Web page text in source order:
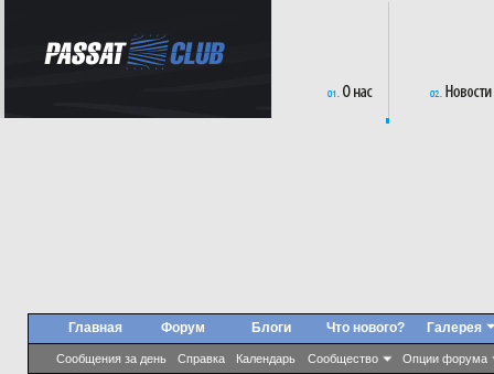
Главная Форум
Сообщения за день Справка Календарь Сообщество Опции форума
Блоги Что нового? Галерея